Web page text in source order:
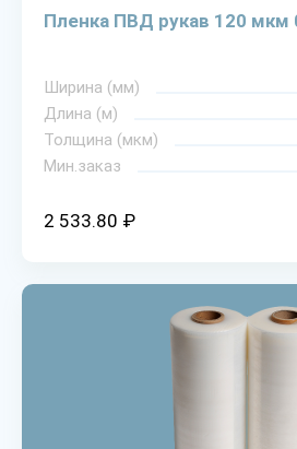
Пленка ПВД рукав 120 мкм
Ширина (мм)
Длина (м)
Толщина (мкм)
Мин.заказ
2 533.80 ₽